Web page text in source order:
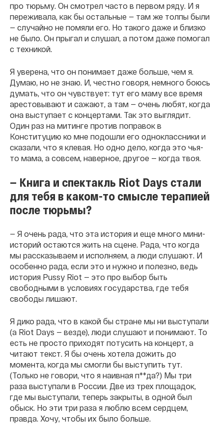
про тюрьму. Он смотрел часто в первом ряду. И я
переживала, как бы остальные — там же толпы были
— случайно не помяли его. Но такого даже и близко
не было. Он прыгал и слушал, а потом даже помогал
с техникой.
Я уверена, что он понимает даже больше, чем я.
Думаю, но не знаю. И, честно говоря, немного боюсь
думать, что он чувствует: тут его маму все время
арестовывают и сажают, а там — очень любят, когда
она выступает с концертами. Так это выглядит.
Один раз на митинге против поправок в
Конституцию ко мне подошли его одноклассники и
сказали, что я клевая. Но одно дело, когда это чья-
то мама, а совсем, наверное, другое — когда твоя.
— Книга и спектакль Riot Days стали
для тебя в каком-то смысле терапией
после тюрьмы?
— Я очень рада, что эта история и еще много мини-
историй остаются жить на сцене. Рада, что когда
мы рассказываем и исполняем, а люди слушают. И
особенно рада, если это и нужно и полезно, ведь
история Pussy Riot — это про выбор быть
свободными в условиях государства, где тебя
свободы лишают.
Я дико рада, что в какой бы стране мы ни выступали
(а Riot Days — везде), люди слушают и понимают. То
есть не просто приходят потусить на концерт, а
читают текст. Я бы очень хотела дожить до
момента, когда мы смогли бы выступить тут.
(Только не говори, что я наивная п**да?) Мы три
раза выступали в России. Две из трех площадок,
где мы выступали, теперь закрыты, в одной был
обыск. Но эти три раза я люблю всем сердцем,
правда. Хочу, чтобы их было больше.